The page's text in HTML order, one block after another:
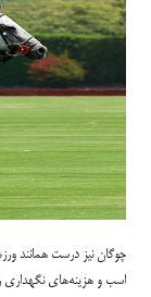
چوگان نیز درست همانند
اسب و هزینه‌های نگهداری